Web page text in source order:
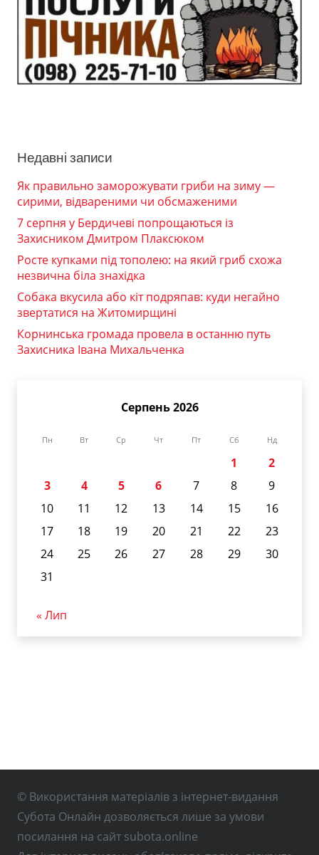
Недавні записи
Як правильно заморожувати гриби на зиму —
сирими, відвареними чи обсмаженими
7 серпня у Бердичеві попрощаються із
Захисником Дмитром Плаксюком
Росте купками під тополею: на який гриб схожа
незвична біла знахідка
Собака вкусила або кіт подряпав: куди негайно
звертатися на Житомирщині
Корнинська громада провела в останню путь
Захисника Івана Михальченка
Серпень 2026
Пн Вт Ср Чт Пт Сб Нд
1
2
3
4 5 6 7 8
9
10
11 12 13 14 15
16
17
18 19 20 21 22
23
24
25 26 27 28 29
30
31
« Лип
© Використання матеріалів з інтернет-видання
Субота Онлайн дозволяється лише за умови
посилання на сайт subota.online